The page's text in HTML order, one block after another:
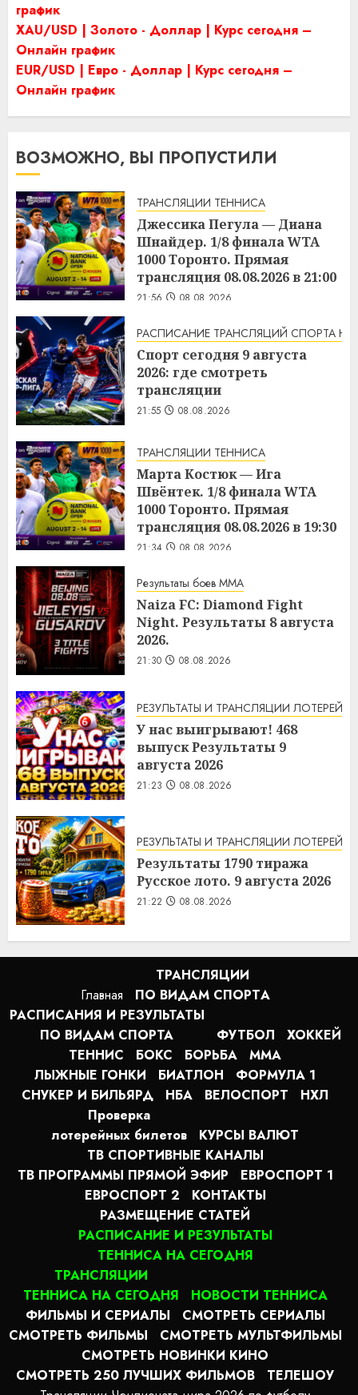
график
XAU/USD | Золото - Доллар | Курс сегодня –
Онлайн график
EUR/USD | Евро - Доллар | Курс сегодня –
Онлайн график
ВОЗМОЖНО, ВЫ ПРОПУСТИЛИ
ТРАНСЛЯЦИИ ТЕННИСА
Джессика Пегула — Диана
Шнайдер. 1/8 финала WTA
1000 Торонто. Прямая
трансляция 08.08.2026 в 21:00
21:56 08.08.2026
РАСПИСАНИЕ ТРАНСЛЯЦИЙ СПОРТА НА
Спорт сегодня 9 августа
2026: где смотреть
трансляции
21:55 08.08.2026
ТРАНСЛЯЦИИ ТЕННИСА
Марта Костюк — Ига
Швёнтек. 1/8 финала WTA
1000 Торонто. Прямая
трансляция 08.08.2026 в 19:30
21:34 08.08.2026
Результаты боев MMA
Naiza FC: Diamond Fight
Night. Результаты 8 августа
2026.
21:30 08.08.2026
РЕЗУЛЬТАТЫ И ТРАНСЛЯЦИИ ЛОТЕРЕЙ
У нас выигрывают! 468
выпуск Результаты 9
августа 2026
21:23 08.08.2026
РЕЗУЛЬТАТЫ И ТРАНСЛЯЦИИ ЛОТЕРЕЙ
Результаты 1790 тиража
Русское лото. 9 августа 2026
21:22 08.08.2026
Главная
ТРАНСЛЯЦИИ
ПО ВИДАМ СПОРТA
РАСПИСАНИЯ И РЕЗУЛЬТАТЫ
ПО ВИДАМ СПОРТА
ФУТБОЛ
ХОККЕЙ
ТЕННИС
БОКС БОРЬБА
MMA
ЛЫЖНЫЕ ГОНКИ
БИАТЛОН
ФОРМУЛА 1
СНУКЕР И БИЛЬЯРД
НБА ВЕЛОСПОРТ
НХЛ
Проверка
лотерейных билетов
КУРСЫ ВАЛЮТ
ТВ СПОРТИВНЫЕ КАНАЛЫ
ТВ ПРОГРАММЫ ПРЯМОЙ ЭФИР
ЕВРОСПОРТ 1
ЕВРОСПОРТ 2
КОНТАКТЫ
РАЗМЕЩЕНИЕ СТАТЕЙ
РАСПИСАНИЕ И РЕЗУЛЬТАТЫ
ТЕННИСА НА СЕГОДНЯ
ТРАНСЛЯЦИИ
ТЕННИСА НА СЕГОДНЯ
НОВОСТИ ТЕННИСА
ФИЛЬМЫ И СЕРИАЛЫ
СМОТРЕТЬ СЕРИАЛЫ
СМОТРЕТЬ ФИЛЬМЫ
СМОТРЕТЬ МУЛЬТФИЛЬМЫ
СМОТРЕТЬ НОВИНКИ КИНО
СМОТРЕТЬ 250 ЛУЧШИХ ФИЛЬМОВ
ТЕЛЕШОУ